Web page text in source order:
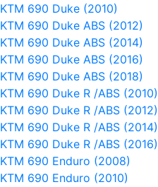
KTM 690 Duke (2010)
KTM 690 Duke ABS (2012)
KTM 690 Duke ABS (2014)
KTM 690 Duke ABS (2016)
KTM 690 Duke ABS (2018)
KTM 690 Duke R /ABS (2010)
KTM 690 Duke R /ABS (2012)
KTM 690 Duke R /ABS (2014)
KTM 690 Duke R /ABS (2016)
KTM 690 Enduro (2008)
KTM 690 Enduro (2010)